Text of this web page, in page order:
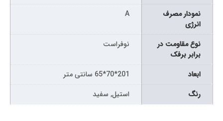
نمودار مصرف
انرژی
A
نوع مقاومت در
برابر برفک
نوفراست
ابعاد
201*70*65 سانتی متر
رنگ
استیل, سفید